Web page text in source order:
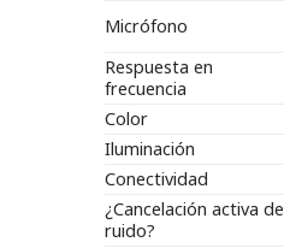
Micrófono
Respuesta en
frecuencia
Color
Iluminación
Conectividad
¿Cancelación activa de
ruido?